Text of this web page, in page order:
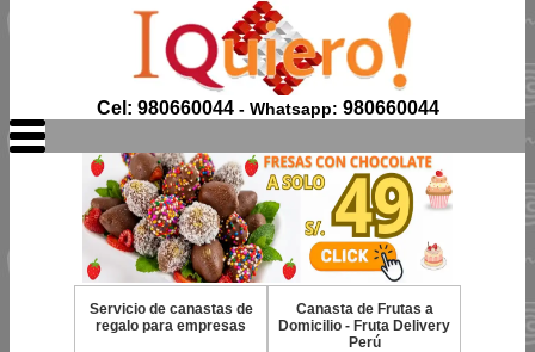
Cel: 980660044- Whatsapp: 980660044
Servicio de canastas de
regalo para empresas
Canasta de Frutas a
Domicilio - Fruta Delivery
Perú